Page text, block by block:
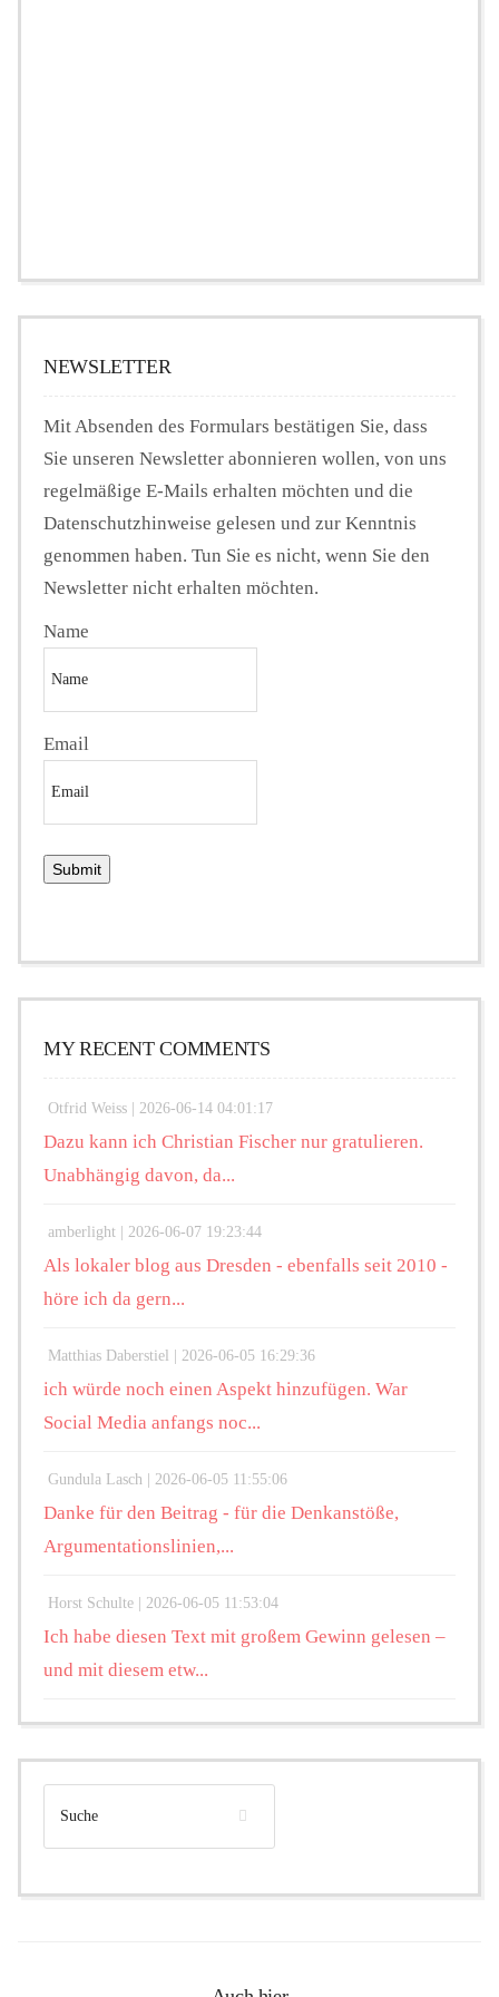
NEWSLETTER
Mit Absenden des Formulars bestätigen Sie, dass
Sie unseren Newsletter abonnieren wollen, von uns
regelmäßige E-Mails erhalten möchten und die
Datenschutzhinweise gelesen und zur Kenntnis
genommen haben. Tun Sie es nicht, wenn Sie den
Newsletter nicht erhalten möchten.
Name
Email
MY RECENT COMMENTS
Otfrid Weiss | 2026-06-14 04:01:17
Dazu kann ich Christian Fischer nur gratulieren.
Unabhängig davon, da...
amberlight | 2026-06-07 19:23:44
Als lokaler blog aus Dresden - ebenfalls seit 2010 -
höre ich da gern...
Matthias Daberstiel | 2026-06-05 16:29:36
ich würde noch einen Aspekt hinzufügen. War
Social Media anfangs noc...
Gundula Lasch | 2026-06-05 11:55:06
Danke für den Beitrag - für die Denkanstöße,
Argumentationslinien,...
Horst Schulte | 2026-06-05 11:53:04
Ich habe diesen Text mit großem Gewinn gelesen –
und mit diesem etw...